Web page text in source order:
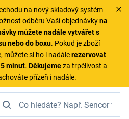
na nový skladový systém
odběru Vaší objednávkyna
můžete nadále vytvářet s
nebo do boxu. Pokud je zboží
můžete si ho i nadálerezervovat
minut. Děkujemeza trpělivost a
přízeň i nadále.